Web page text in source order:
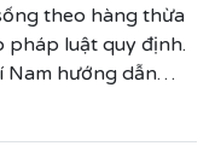
theo hàng thừa
pháp luật quy định.
Nam hướng dẫn